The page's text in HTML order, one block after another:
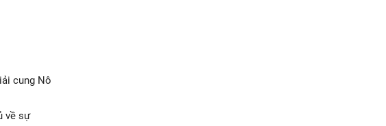
cung Nô
về sự